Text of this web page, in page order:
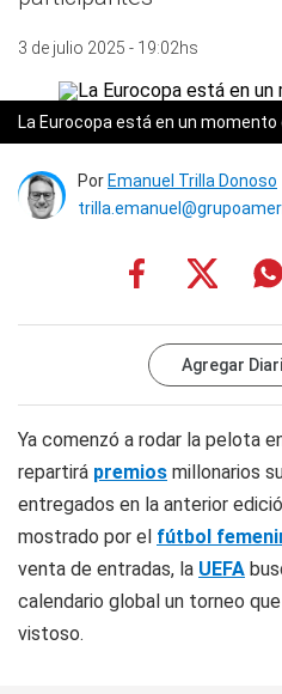
3 de julio 2025 - 19:02hs
La Eurocopa está en un momento
Por Emanuel Trilla Donoso
Agregar
Ya comenzó a rodar la pelota
repartirá premios millonarios
entregados en la anterior
mostrado por el fútbol
venta de entradas, la UEFA
calendario global un torneo
vistoso.